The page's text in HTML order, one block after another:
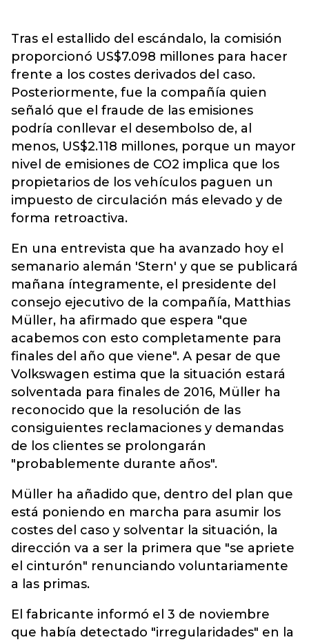
Tras el estallido del escándalo, la comisión
proporcionó US$7.098 millones para hacer
frente a los costes derivados del caso.
Posteriormente, fue la compañía quien
señaló que el fraude de las emisiones
podría conllevar el desembolso de, al
menos, US$2.118 millones, porque un mayor
nivel de emisiones de CO2 implica que los
propietarios de los vehículos paguen un
impuesto de circulación más elevado y de
forma retroactiva.
En una entrevista que ha avanzado hoy el
semanario alemán 'Stern' y que se publicará
mañana íntegramente, el presidente del
consejo ejecutivo de la compañía, Matthias
Müller, ha afirmado que espera "que
acabemos con esto completamente para
finales del año que viene". A pesar de que
Volkswagen estima que la situación estará
solventada para finales de 2016, Müller ha
reconocido que la resolución de las
consiguientes reclamaciones y demandas
de los clientes se prolongarán
"probablemente durante años".
Müller ha añadido que, dentro del plan que
está poniendo en marcha para asumir los
costes del caso y solventar la situación, la
dirección va a ser la primera que "se apriete
el cinturón" renunciando voluntariamente
a las primas.
El fabricante informó el 3 de noviembre
que había detectado "irregularidades" en la